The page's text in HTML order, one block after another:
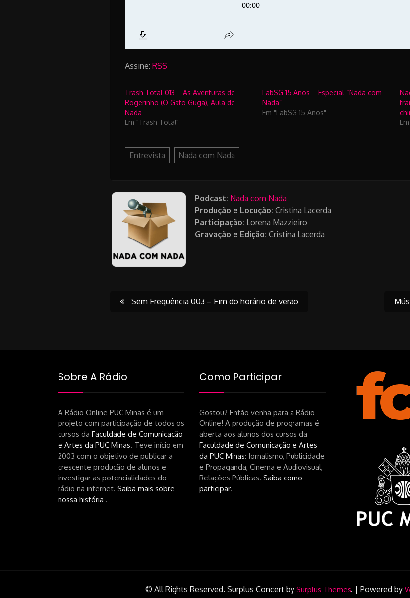
Assine: RSS
Trash Total 013 – As Aventuras de
Rogerinho (O Gato Guga), Aula de
Nada
Em "Trash Total"
LabSG 15 Anos – Especial “Nada com
Nada”
Em "LabSG 15 Anos"
Entrevista Nada com Nada
Podcast: Nada com Nada
Produção e Locução: Cristina Lacerda
Participação: Lorena Mazzieiro
Gravação e Edição: Cristina Lacerda
Post
Sem Frequência 003 – Fim do horário de verão
Sobre A Rádio
A Rádio Online PUC Minas é um
projeto com participação de todos os
cursos da Faculdade de Comunicação
e Artes da PUC Minas. Teve início em
2003 com o objetivo de publicar a
crescente produção de alunos e
investigar as potencialidades do
rádio na internet. Saiba mais sobre
nossa história .
Como Participar
Gostou? Então venha para a Rádio
Online! A produção de programas é
aberta aos alunos dos cursos da
Faculdade de Comunicação e Artes
da PUC Minas: Jornalismo, Publicidade
e Propaganda, Cinema e Audiovisual,
Relações Públicas. Saiba como
participar.
© All Rights Reserved. Surplus Concert by Surplus Themes. | Powered by